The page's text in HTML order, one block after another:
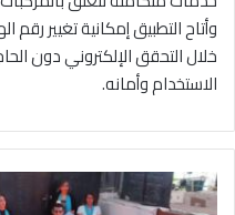
وأتاح التطبيق إمكانية تغيير
خلال التحقق الإلكتروني دون
الاستخدام وأمانه.
ا